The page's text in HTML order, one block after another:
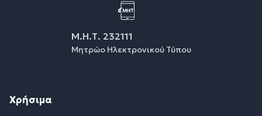
Μ.Η.Τ. 232111
Μητρώο Ηλεκτρονικού Τύπου
Χρήσιμα